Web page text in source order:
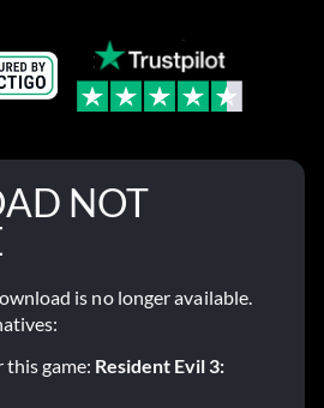
NOT
is no longer available.
game: Resident Evil 3: